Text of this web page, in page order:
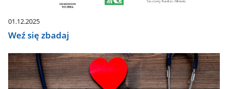
01.12.2025
Weź się zbadaj